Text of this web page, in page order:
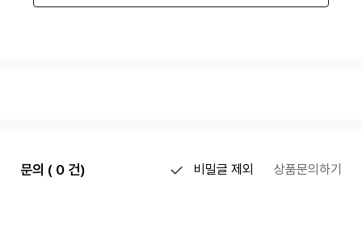
문의 ( 0 건) 비밀글 제외 상품문의하기